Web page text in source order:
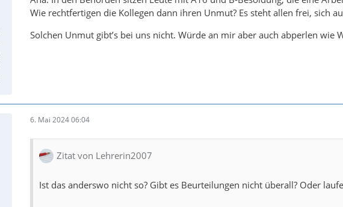
Wie rechtfertigen die Kollegen dann ihren Unmut? Es steht allen frei, sich
Solchen Unmut gibt’s bei uns nicht. Würde an mir aber auch abperlen wie
6. Mai 2024 06:04
Zitat von Lehrerin2007
Ist das anderswo nicht so? Gibt es Beurteilungen nicht überall? Oder